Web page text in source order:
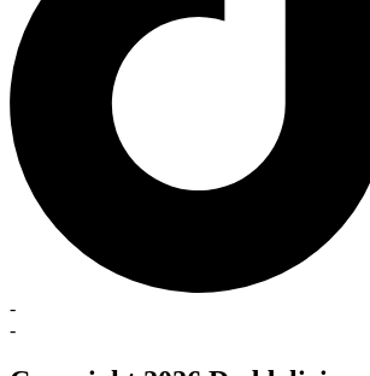
-
-